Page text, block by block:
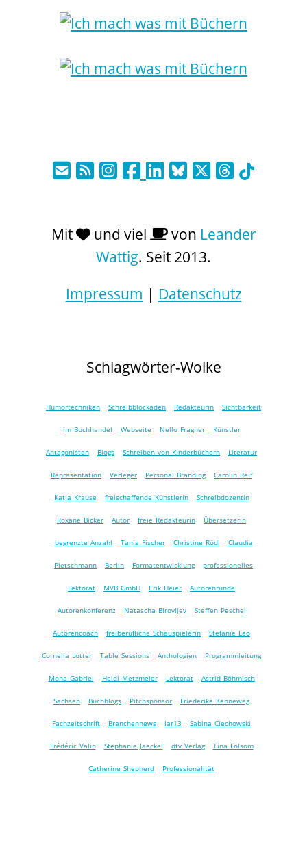
Mit und viel von Leander
Wattig. Seit 2013.
Impressum | Datenschutz
Schlagwörter-Wolke
Humortechniken Schreibblockaden Redakteurin Sichtbarkeit
im Buchhandel Webseite Nello Fragner Künstler
Antagonisten Blogs Schreiben von Kinderbüchern Literatur
Repräsentation Verleger Personal Branding Carolin Reif
Katja Krause freischaffende Künstlerin Schreibdozentin
Roxane Bicker Autor freie Redakteurin Übersetzerin
begrenzte Anzahl Tanja Fischer Christine Rödl Claudia
Pietschmann Berlin Formatentwicklung professionelles
Lektorat MVB GmbH Erik Heier Autorenrunde
Autorenkonferenz Natascha Birovljev Steffen Peschel
Autorencoach freiberufliche Schauspielerin Stefanie Leo
Cornelia Lotter Table Sessions Anthologien Programmleitung
Mona Gabriel Heidi Metzmeier Lektorat Astrid Böhmisch
Sachsen Buchblogs Pitchsponsor Friederike Kenneweg
Fachzeitschrift Branchennews lar13 Sabina Ciechowski
Frédéric Valin Stephanie Jaeckel dtv Verlag Tina Folsom
Catherine Shepherd Professionalität